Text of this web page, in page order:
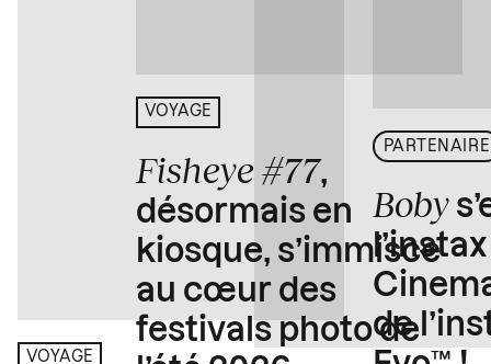
VOYAGE
VOYAGE
Fisheye #77,
désormais en
kiosque, s’immisce
au cœur des
festivals photo de
PARTENAIRE
Boby
de